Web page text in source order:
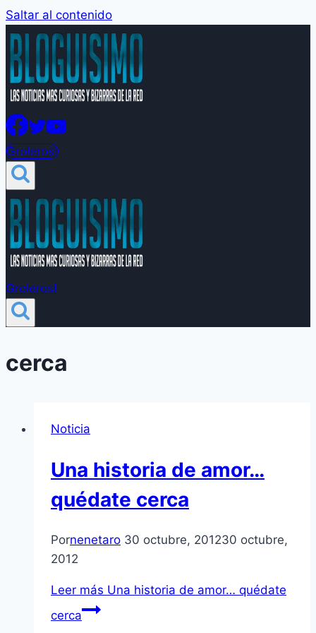
Saltar al contenido
Groleros!
Groleros!
cerca
Noticia
Una historia de amor…
quédate cerca
Pornenetaro 30 octubre, 201230 octubre,
2012
Leer más Una historia de amor… quédate
cerca